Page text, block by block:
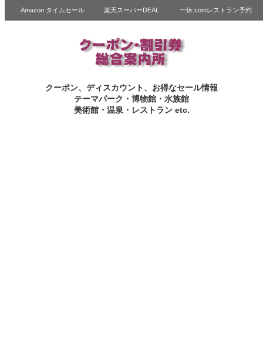
Amazon タイムセール 楽天スーパーDEAL 一休.comレストラン予約
クーポン、ディスカウント、お得なセール情報
テーマパーク・博物館・水族館
美術館・温泉・レストラン etc.